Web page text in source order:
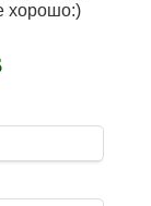
хорошо:)